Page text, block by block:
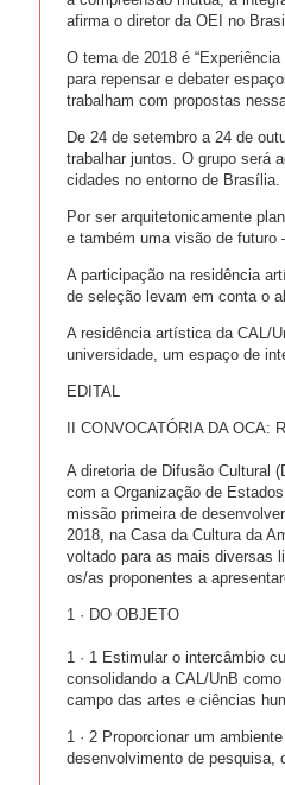
afirma o diretor da OEI no
O tema de 2018 é
para repensar e debater
trabalham com propostas
De 24 de setembro a 24 de
trabalhar juntos. O grupo será
cidades no entorno de Brasília.
Por ser arquitetonicamente
e também uma visão de futuro
A participação na residência
de seleção levam em conta o
A residência artística da CAL/
universidade, um espaço de
EDITAL
II CONVOCATÓRIA DA OCA:
A diretoria de Difusão Cultural
com a Organização de
missão primeira de
2018, na Casa da Cultura da
voltado para as mais diversas
os/as proponentes a
1 · DO OBJETO
1 · 1 Estimular o intercâmbio
consolidando a CAL/UnB
campo das artes e ciências
1 · 2 Proporcionar um
desenvolvimento de pesquisa,